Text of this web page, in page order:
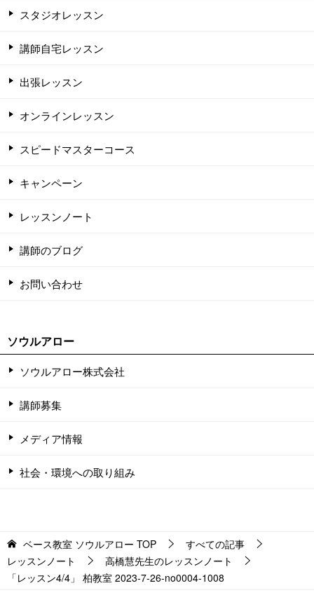
スタジオレッスン
講師自宅レッスン
出張レッスン
オンラインレッスン
スピードマスターコース
キャンペーン
レッスンノート
講師のブログ
お問い合わせ
ソウルアロー
ソウルアロー株式会社
講師募集
メディア情報
社会・環境への取り組み
ベース教室 ソウルアロー TOP
すべての記事
レッスンノート
高橋慧先生のレッスンノート
「レッスン4/4」 柏教室 2023-7-26-no0004-1008